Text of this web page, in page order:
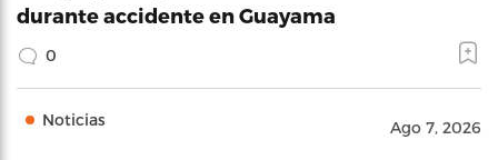
durante accidente en Guayama
0
Noticias Ago 7, 2026